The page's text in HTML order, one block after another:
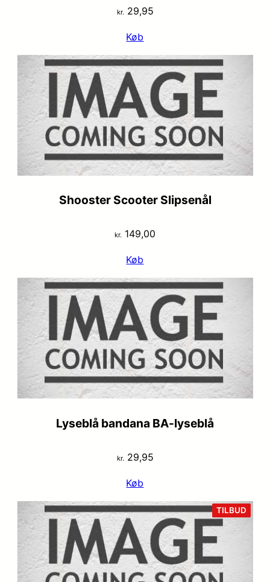
kr. 29,95
Køb
Shooster Scooter Slipsenål
kr. 149,00
Køb
Lyseblå bandana BA-lyseblå
kr.29,95
Køb
TILBUD
PÅ